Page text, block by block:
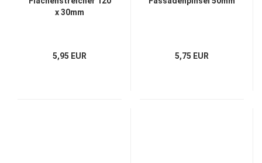
x 30mm
5,95 EUR 5,75 EUR